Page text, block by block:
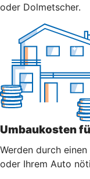
oder Dolmetscher.
Umbaukosten
Werden durch
oder Ihrem Auto